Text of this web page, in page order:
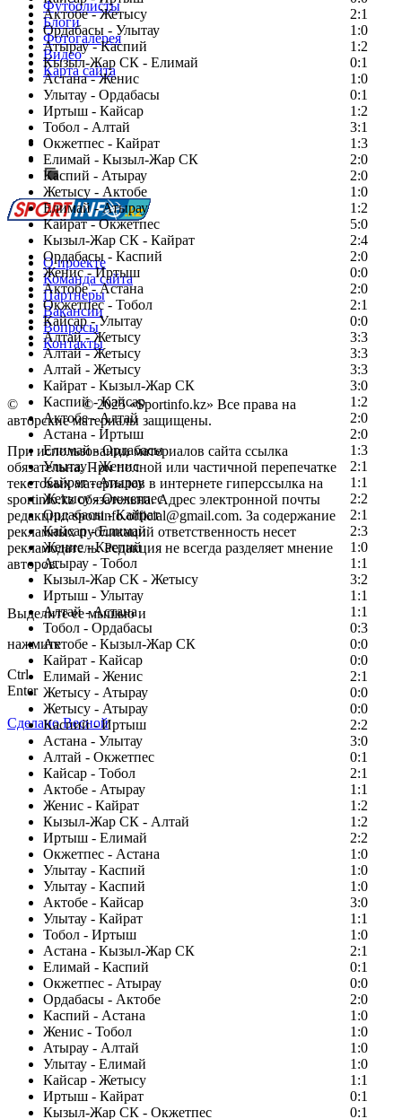
Актобе - Жетысу
2:1
Ордабасы - Улытау
1:0
Атырау - Каспий
1:2
Кызыл-Жар СК - Елимай
0:1
Астана - Женис
1:0
Улытау - Ордабасы
0:1
Иртыш - Кайсар
1:2
Тобол - Алтай
3:1
Окжетпес - Кайрат
1:3
Елимай - Кызыл-Жар СК
2:0
Каспий - Атырау
2:0
Жетысу - Актобе
1:0
Елимай - Атырау
1:2
Кайрат - Окжетпес
5:0
Кызыл-Жар СК - Кайрат
2:4
Ордабасы - Каспий
2:0
Женис - Иртыш
0:0
Актобе - Астана
2:0
Окжетпес - Тобол
2:1
Кайсар - Улытау
0:0
Алтай - Жетысу
3:3
Алтай - Жетысу
3:3
Алтай - Жетысу
3:3
Кайрат - Кызыл-Жар СК
3:0
Каспий - Кайсар
1:2
Актобе - Алтай
2:0
Астана - Иртыш
2:0
Елимай - Ордабасы
1:3
Улытау - Женис
2:1
Кайрат - Атырау
1:1
Жетысу - Окжетпес
2:2
Ордабасы - Кайрат
2:1
Кайсар - Елимай
2:3
Женис - Каспий
1:0
Атырау - Тобол
1:1
Кызыл-Жар СК - Жетысу
3:2
Иртыш - Улытау
1:1
Алтай - Астана
1:1
Тобол - Ордабасы
0:3
Актобе - Кызыл-Жар СК
0:0
Кайрат - Кайсар
0:0
Елимай - Женис
2:1
Жетысу - Атырау
0:0
Жетысу - Атырау
0:0
Каспий - Иртыш
2:2
Астана - Улытау
3:0
Алтай - Окжетпес
0:1
Кайсар - Тобол
2:1
Актобе - Атырау
1:1
Женис - Кайрат
1:2
Кызыл-Жар СК - Алтай
1:2
Иртыш - Елимай
2:2
Окжетпес - Астана
1:0
Улытау - Каспий
1:0
Улытау - Каспий
1:0
Актобе - Кайсар
3:0
Улытау - Кайрат
1:1
Тобол - Иртыш
1:0
Астана - Кызыл-Жар СК
2:1
Елимай - Каспий
0:1
Окжетпес - Атырау
0:0
Ордабасы - Актобе
2:0
Каспий - Астана
1:0
Женис - Тобол
1:0
Атырау - Алтай
1:0
Улытау - Елимай
1:0
Кайсар - Жетысу
1:1
Иртыш - Кайрат
0:1
Кызыл-Жар СК - Окжетпес
0:1
Футболисты
Блоги
Фотогалерея
Видео
Карта сайта
Есть идея?
Сообщить о мероприятии
Перейти на старый сайт
О проекте
Команда сайта
Партнеры
Вакансии
Вопросы
Контакты
© Copyright© 2025 «Sportinfo.kz» Все права на
авторские материалы защищены.
При использовании материалов сайта ссылка
обязательна. При полной или частичной перепечатке
текстовых материалов в интернете гиперссылка на
sportinfo.kz обязательна. Адрес электронной почты
редакции: sportinfo.official@gmail.com. За содержание
рекламных публикаций ответственность несет
рекламодатель. Редакция не всегда разделяет мнение
авторов.
Заметили ошибку в тексте?
Выделите ее мышью и
нажмите
Ctrl
Enter
Сделано Весной